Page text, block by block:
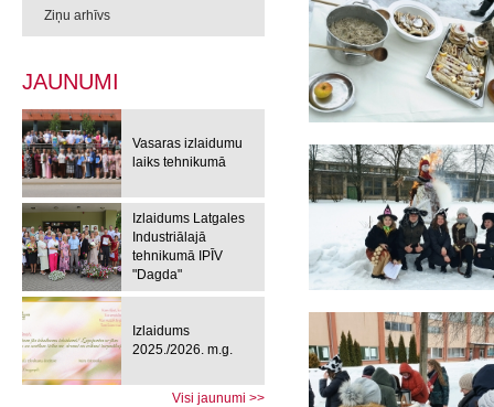
Ziņu arhīvs
JAUNUMI
Vasaras izlaidumu
laiks tehnikumā
Izlaidums Latgales
Industriālajā
tehnikumā IPĪV
"Dagda"
Izlaidums
2025./2026. m.g.
Visi jaunumi >>